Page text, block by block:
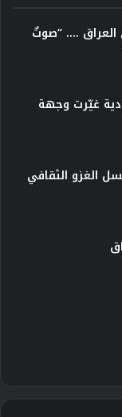
العراق …. “صوتٌ
غيّرت وجهة
الغزو الثقافي